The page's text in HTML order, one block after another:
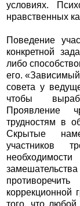
условиях.
нравственных
Поведение
конкретной
либо
его.
совета у
чтобы
Проявление
трудностям в
Скрытые
участников
коррекционной
того, что